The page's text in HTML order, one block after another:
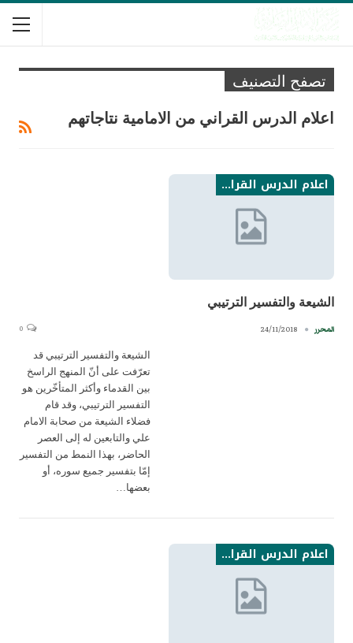
تصفح التصنيف
اعلام الدرس القراني من الامامية نتاجاتهم
اعلام الدرس القراني من الامامية نتاجاتهم
الشيعة والتفسير الترتيبي
المحرر 24/11/2018
الشيعة والتفسير الترتيبي قد
تعرّفت على أنّ المنهج الراسخ
بين القدماء وأكثر المتأخّرين هو
التفسير الترتيبي، وقد قام
فضلاء الشيعة من صحابة الامام
علي والتابعين له إلى العصر
الحاضر، بهذا النمط من التفسير
إمّا بتفسير جميع سوره، أو
بعضها…
اعلام الدرس القراني من الامامية نتاجاتهم